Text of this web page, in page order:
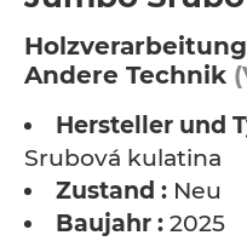
Andere Technik
Hersteller und
Srubová kulatina
Zustand : Neu
Baujahr : 2025